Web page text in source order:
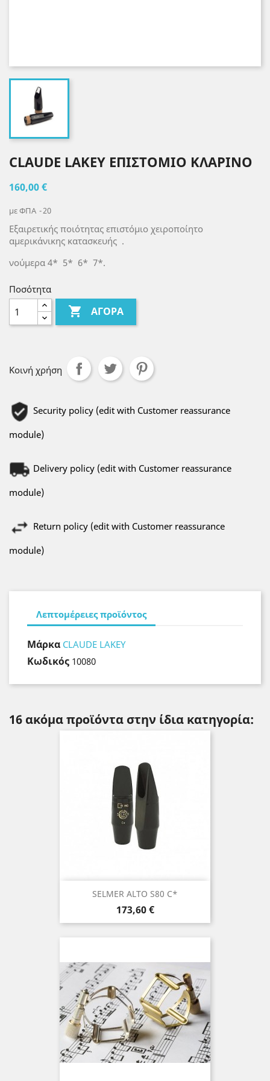
CLAUDE LAKEY ΕΠΙΣΤΟΜΙΟ ΚΛΑΡΙΝΟ
160,00 €
με ΦΠΑ 20
Εξαιρετικής ποιότητας επιστόμιο χειροποίητο
αμερικάνικης κατασκευής .
νούμερα 4* 5* 6* 7*.
Ποσότητα
 ΑΓΟΡΆ
Κοινή χρήση
Security policy (edit with Customer reassurance
module)
Delivery policy (edit with Customer reassurance
module)
Return policy (edit with Customer reassurance
module)
Λεπτομέρειες προϊόντος
Μάρκα CLAUDE LAKEY
Κωδικός 10080
16 ακόμα προϊόντα στην ίδια κατηγορία:
SELMER ALTO S80 C*
Τιμή
173,60 €